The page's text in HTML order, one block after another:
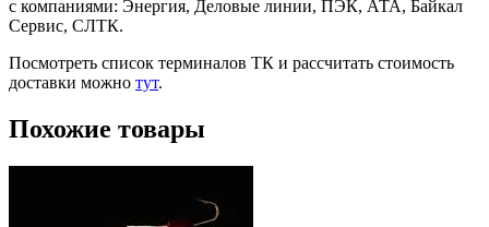
с компаниями: Энергия, Деловые линии, ПЭК, АТА, Байкал
Сервис, СЛТК.
Посмотреть список терминалов ТК и рассчитать стоимость
доставки можно тут.
Похожие товары